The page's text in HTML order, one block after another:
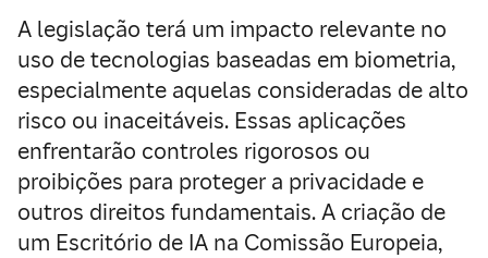
A legislação terá um impacto relevante no
uso de tecnologias baseadas em biometria,
especialmente aquelas consideradas de alto
risco ou inaceitáveis. Essas aplicações
enfrentarão controles rigorosos ou
proibições para proteger a privacidade e
outros direitos fundamentais. A criação de
um Escritório de IA na Comissão Europeia,